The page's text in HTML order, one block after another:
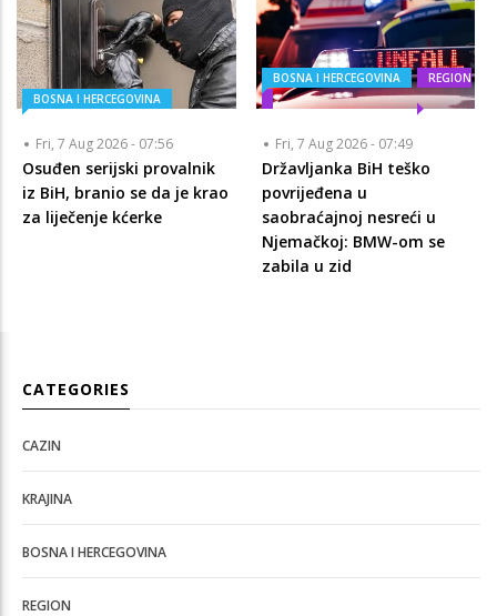
BOSNA I HERCEGOVINA
Fri, 7 Aug 2026 - 07:56
Osuđen serijski provalnik
iz BiH, branio se da je krao
za liječenje kćerke
BOSNA I HERCEGOVINA REGION
Fri, 7 Aug 2026 - 07:49
Državljanka BiH teško
povrijeđena u
saobraćajnoj nesreći u
Njemačkoj: BMW-om se
zabila u zid
CATEGORIES
CAZIN
KRAJINA
BOSNA I HERCEGOVINA
REGION